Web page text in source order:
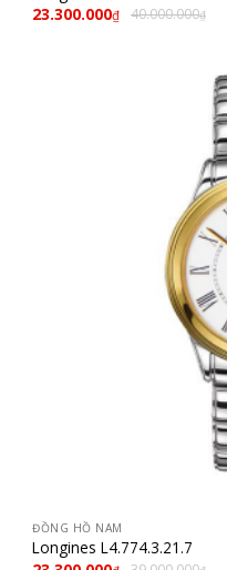
23.300.000₫ 40.000.000₫
ĐỒNG HỒ NAM
Longines L4.774.3.21.7